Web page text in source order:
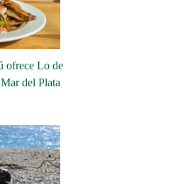
ofrece Lo de
del Plata